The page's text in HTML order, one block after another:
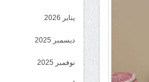
يناير 2026
ديسمبر 2025
نوفمبر 2025